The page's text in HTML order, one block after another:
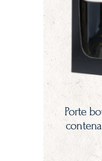
Porte